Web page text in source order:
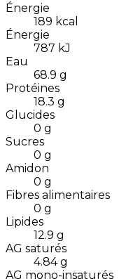
Énergie
189 kcal
Énergie
787 kJ
Eau
68.9 g
Protéines
18.3 g
Glucides
0 g
Sucres
0 g
Amidon
0 g
Fibres alimentaires
0 g
Lipides
12.9 g
AG saturés
4.84 g
AG mono-insaturés